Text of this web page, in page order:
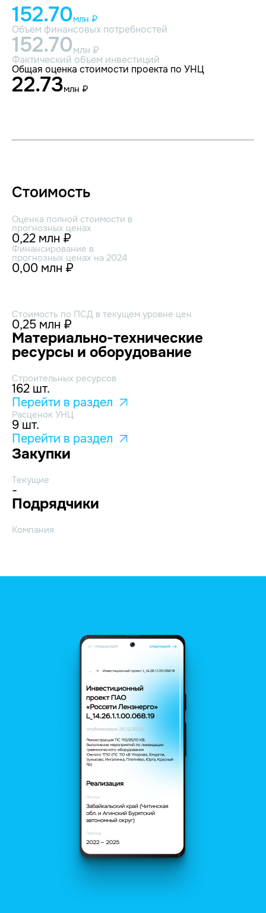
152.70млн ₽
Объем финансовых потребностей
152.70млн ₽
Фактический объем инвестиций
Общая оценка стоимости проекта по УНЦ
22.73млн ₽
Стоимость
Оценка полной стоимости в
прогнозных ценах
0,22 млн ₽
Финансирование в
прогнозных ценах на 2024
0,00 млн ₽
Стоимость по ПСД в текущем уровне цен
0,25 млн ₽
Материально-технические
ресурсы и оборудование
Строительных ресурсов
162 шт.
Перейти в раздел
Расценок УНЦ
9 шт.
Перейти в раздел
Закупки
Текущие
-
Подрядчики
Компания